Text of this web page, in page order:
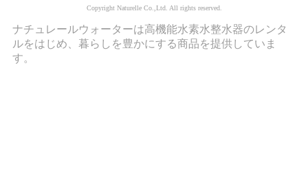
Copyright Naturelle Co.,Ltd. All rights reserved.
ナチュレールウォーターは高機能水素水整水器のレンタ
ルをはじめ、暮らしを豊かにする商品を提供していま
す。